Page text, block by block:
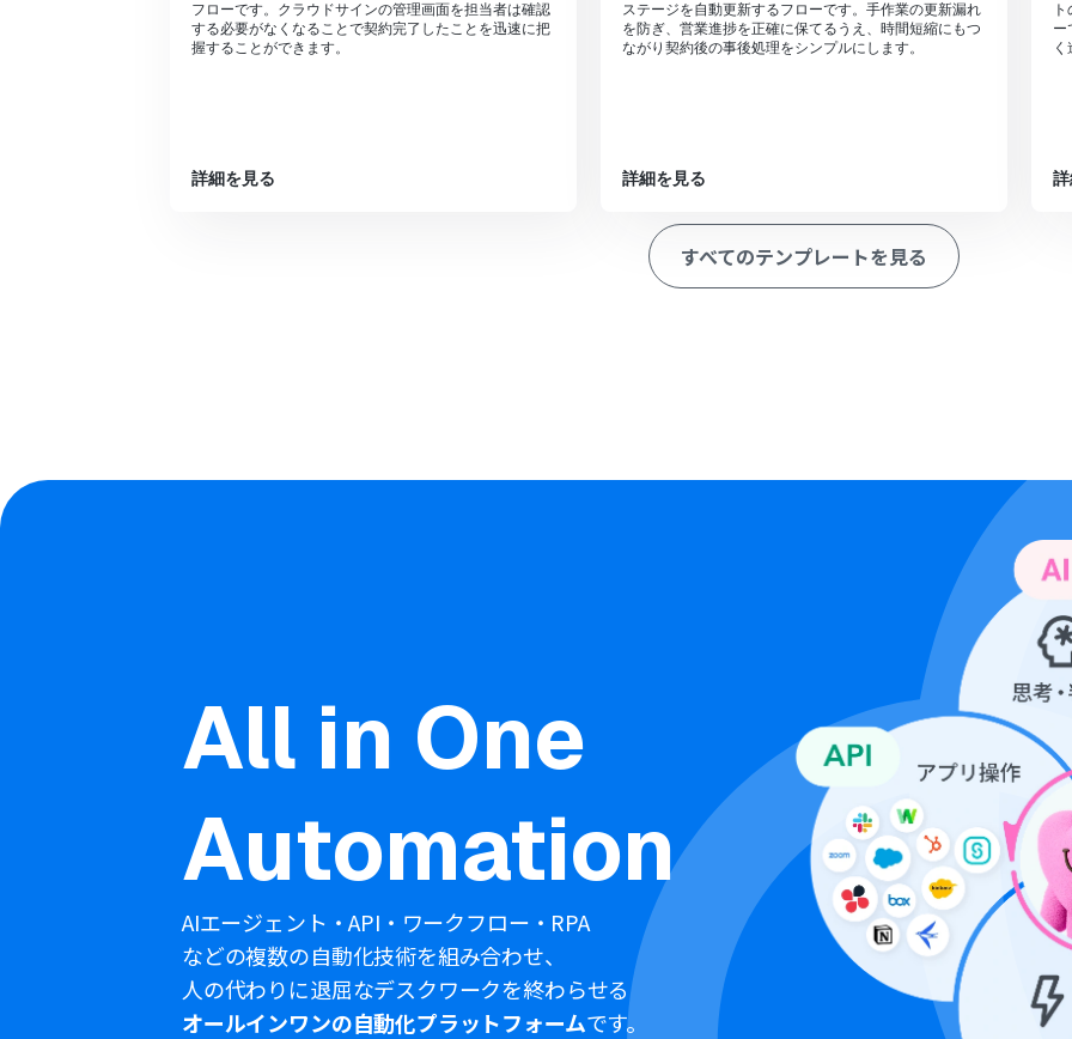
フローです。クラウドサインの管理画面を担当者は確認
する必要がなくなることで契約完了したことを迅速に把
握することができます。
詳細を見る
ステージを自動更新するフローです。手作業の更新漏れ
を防ぎ、営業進捗を正確に保てるうえ、時間短縮にもつ
ながり契約後の事後処理をシンプルにします。
詳細を見る
ー
すべてのテンプレートを見る
All in One
Automation
AIエージェント・API・ワークフロー・RPA
などの複数の自動化技術を組み合わせ、
人の代わりに退屈なデスクワークを終わらせる
オールインワンの自動化プラットフォームです。